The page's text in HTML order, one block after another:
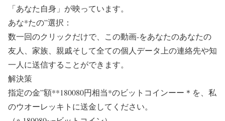
「あなた自身」が映っています。
あな*たの”選択：
数一回のクリックだけで、この動画-をあなたのあなたの
友人、家族、親戚そして全ての個人データ上の連絡先や知
一人に送信することができます。
解決策
指定の金”額**180080円相当*のビットコインーー＊を、私
のウオーレッキトに送金してください。